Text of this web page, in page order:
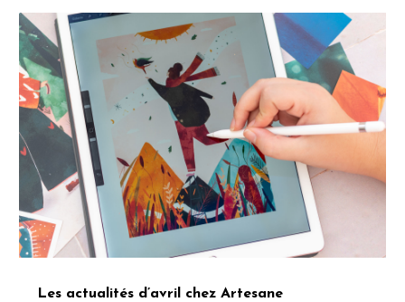
Les actualités d’avril chez Artesane